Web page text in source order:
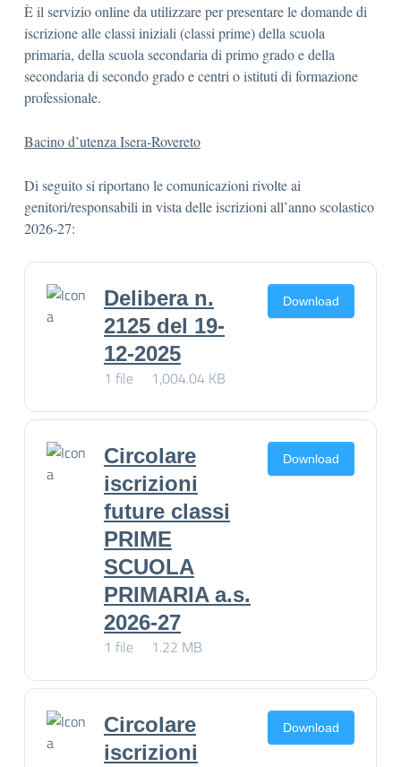
È il servizio online da utilizzare per presentare le domande di
iscrizione alle classi iniziali (classi prime) della scuola
primaria, della scuola secondaria di primo grado e della
secondaria di secondo grado e centri o istituti di formazione
professionale.
Bacino d’utenza Isera-Rovereto
Di seguito si riportano le comunicazioni rivolte ai
genitori/responsabili in vista delle iscrizioni all’anno scolastico
2026-27:
Delibera n.
2125 del 19-
12-2025
1 file 1,004.04 KB
Download
Circolare
iscrizioni
future classi
PRIME
SCUOLA
PRIMARIA a.s.
2026-27
1 file 1.22 MB
Download
Circolare
iscrizioni
Download